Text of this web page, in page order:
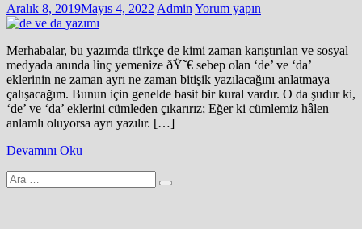
Aralık 8, 2019Mayıs 4, 2022 Admin Yorum yapın
Merhabalar, bu yazımda türkçe de kimi zaman karıştırılan ve sosyal
medyada anında linç yemenize ðŸ˜€ sebep olan ‘de’ ve ‘da’
eklerinin ne zaman ayrı ne zaman bitişik yazılacağını anlatmaya
çalışacağım. Bunun için genelde basit bir kural vardır. O da şudur ki,
‘de’ ve ‘da’ eklerini cümleden çıkarırız; Eğer ki cümlemiz hâlen
anlamlı oluyorsa ayrı yazılır. […]
Devamını Oku
Arama
yap: